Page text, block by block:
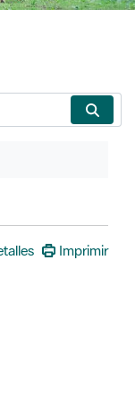
Imprimir